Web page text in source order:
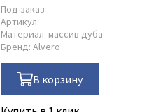
Под заказ
Артикул:
Материал: массив дуба
Бренд: Alvero
В корзину